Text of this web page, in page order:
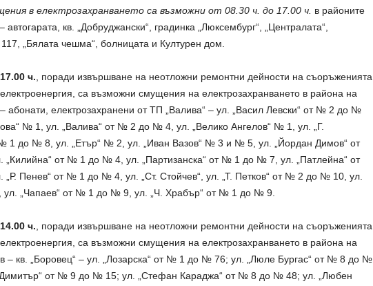
в електрозахранването са възможни от 08.30 ч. до 17.00 ч. в районите
автогарата, кв. „Добруджански“, градинка „Люксембург“, „Централата“,
117, „Бялата чешма“, болницата и Културен дом.
ч. , поради извършване на неотложни ремонтни дейности на съоръженията
са възможни смущения на електрозахранването в района на
абонати, електрозахранени от ТП „Валива“ – ул. „Васил Левски“ от № 2 до №
№ 1, ул. „Валива“ от № 2 до № 4, ул. „Велико Ангелов“ № 1, ул. „Г.
1 до № 8, ул. „Етър“ № 2, ул. „Иван Вазов“ № 3 и № 5, ул. „Йордан Димов“ от
от № 1 до № 4, ул. „Партизанска“ от № 1 до № 7, ул. „Патлейна“ от
Пенев“ от № 1 до № 4, ул. „Ст. Стойчев“, ул. „Т. Петков“ от № 2 до № 10, ул.
ул. „Чапаев“ от № 1 до № 9, ул. „Ч. Храбър“ от № 1 до № 9.
ч. , поради извършване на неотложни ремонтни дейности на съоръженията
са възможни смущения на електрозахранването в района на
– кв. „Боровец“ – ул. „Лозарска“ от № 1 до № 76; ул. „Люле Бургас“ от № 8 до №
от № 9 до № 15; ул. „Стефан Караджа“ от № 8 до № 48; ул. „Любен